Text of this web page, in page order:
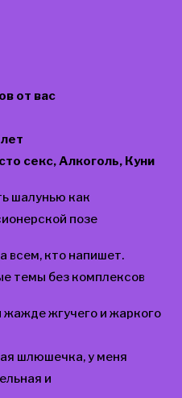
от вас
секс, Алкоголь, Куни
шалунью как
позе
всем, кто напишет.
темы без комплексов
жажде жгучего и жаркого
шлюшечка, у меня
и